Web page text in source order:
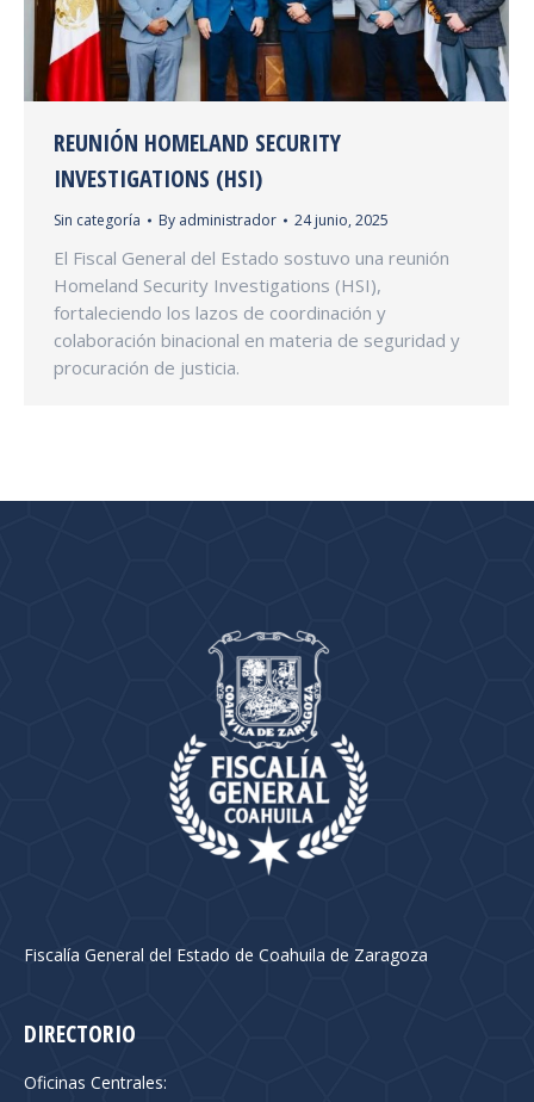
REUNIÓN HOMELAND SECURITY
INVESTIGATIONS (HSI)
Sin categoría By administrador 24 junio, 2025
El Fiscal General del Estado sostuvo una reunión
Homeland Security Investigations (HSI),
fortaleciendo los lazos de coordinación y
colaboración binacional en materia de seguridad y
procuración de justicia.
Fiscalía General del Estado de Coahuila de Zaragoza
DIRECTORIO
Oficinas Centrales: